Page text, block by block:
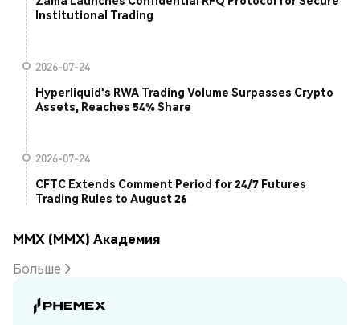
Institutional Trading
2026-07-24
Hyperliquid's RWA Trading Volume Surpasses Crypto
Assets, Reaches 54% Share
2026-07-24
CFTC Extends Comment Period for 24/7 Futures
Trading Rules to August 26
MMX (MMX) Академия
Больше